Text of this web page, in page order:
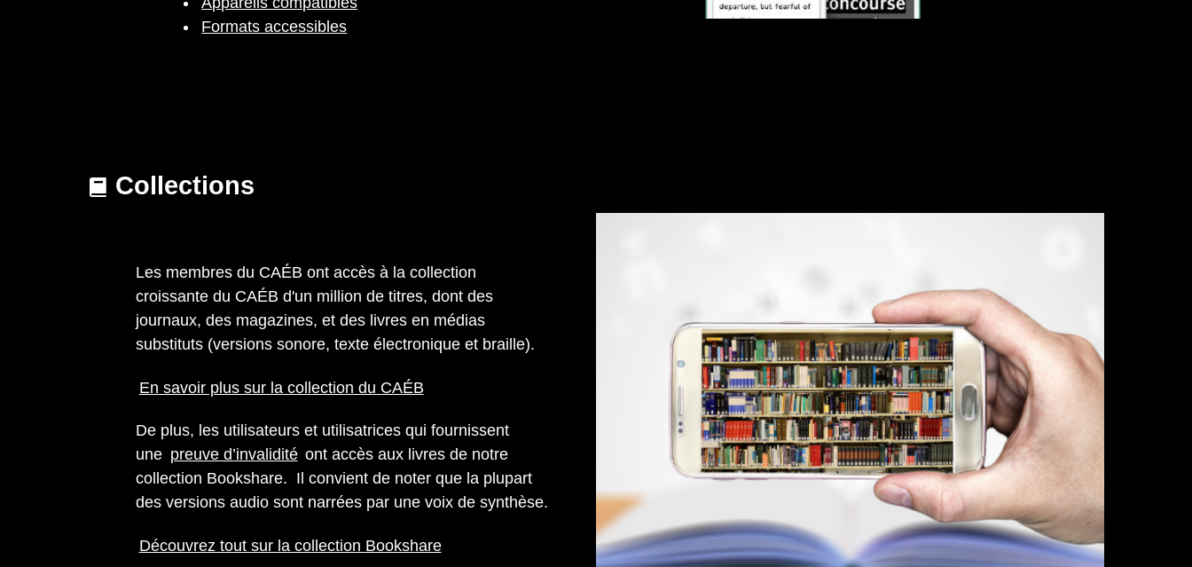
Formats accessibles
Collections
Les membres du CAÉB ont accès à la collection
croissante du CAÉB d'un million de titres, dont des
journaux, des magazines, et des livres en médias
substituts (versions sonore, texte électronique et braille).
En savoir plus sur la collection du CAÉB
De plus, les utilisateurs et utilisatrices qui fournissent
une preuve d’invalidité ont accès aux livres de notre
collection Bookshare. Il convient de noter que la plupart
des versions audio sont narrées par une voix de synthèse.
Découvrez tout sur la collection Bookshare